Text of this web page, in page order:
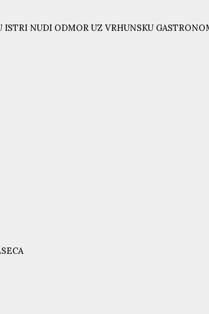
ISTRI NUDI ODMOR UZ VRHUNSKU